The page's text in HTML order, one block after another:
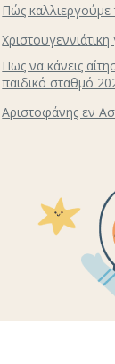
Πώς καλλιεργούμε
Πως να κάνεις
παιδικό σταθμό
Αριστοφάνης εν